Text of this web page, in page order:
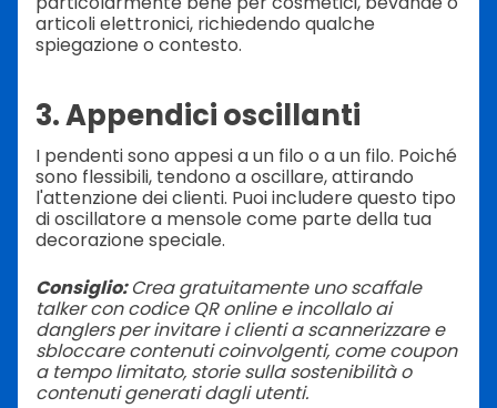
articoli elettronici, richiedendo qualche
spiegazione o contesto.
3. Appendici oscillanti
I pendenti sono appesi a un filo o a un filo. Poiché
sono flessibili, tendono a oscillare, attirando
l'attenzione dei clienti. Puoi includere questo tipo
di oscillatore a mensole come parte della tua
decorazione speciale.
Consiglio:Crea gratuitamente uno scaffale
talker con codice QR online e incollalo ai
danglers per invitare i clienti a scannerizzare e
sbloccare contenuti coinvolgenti, come coupon
a tempo limitato, storie sulla sostenibilità o
contenuti generati dagli utenti.